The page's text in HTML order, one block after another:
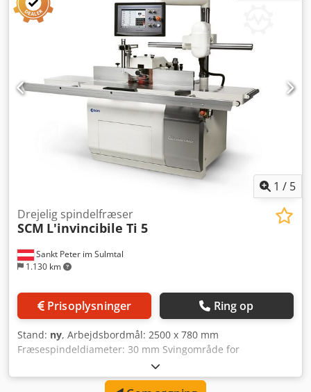
1 / 5
Sankt Peter im Sulmtal
1.130 km
Drejelig spindelfræser
SCM L'invincibile Ti 5
Prisoplysninger Ring op
Stand: ny, Arbejdsbordmål: 2500 x 780 mm
Fræsespindeldiameter: 30 mm Svingområde for
fræsespindel: +/- 45,50 ° Spindelens spændelængde: 140
mm Maks. værktøjsdiameter under bord: 300 x 80 mm